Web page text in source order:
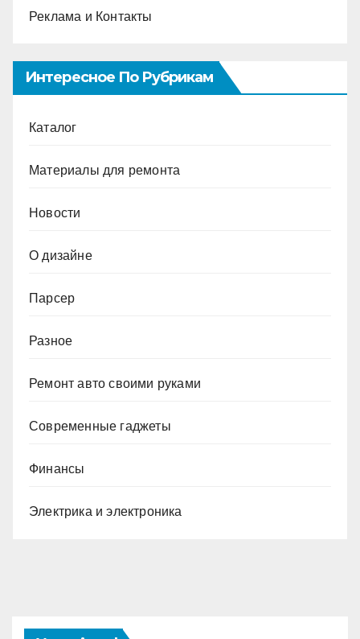
Реклама и Контакты
Интересное По Рубрикам
Каталог
Материалы для ремонта
Новости
О дизайне
Парсер
Разное
Ремонт авто своими руками
Современные гаджеты
Финансы
Электрика и электроника